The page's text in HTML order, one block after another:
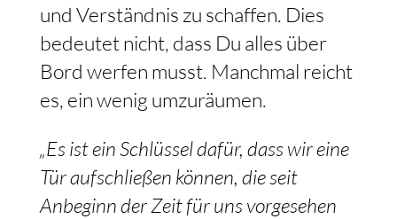
und Verständnis zu schaffen. Dies
bedeutet nicht, dass Du alles über
Bord werfen musst. Manchmal reicht
es, ein wenig umzuräumen.
„Es ist ein Schlüssel dafür, dass wir eine
Tür aufschließen können, die seit
Anbeginn der Zeit für uns vorgesehen